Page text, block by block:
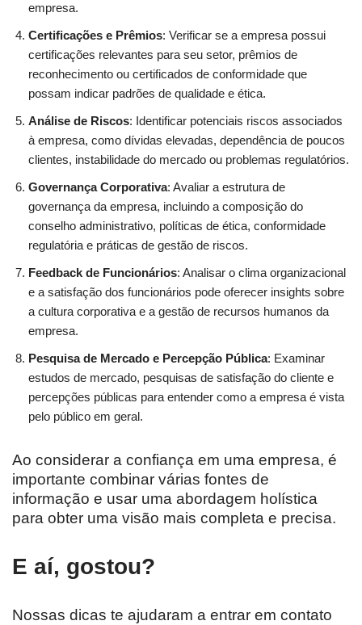
empresa.
Certificações e Prêmios: Verificar se a empresa possui
certificações relevantes para seu setor, prêmios de
reconhecimento ou certificados de conformidade que
possam indicar padrões de qualidade e ética.
Análise de Riscos: Identificar potenciais riscos associados
à empresa, como dívidas elevadas, dependência de poucos
clientes, instabilidade do mercado ou problemas regulatórios.
Governança Corporativa: Avaliar a estrutura de
governança da empresa, incluindo a composição do
conselho administrativo, políticas de ética, conformidade
regulatória e práticas de gestão de riscos.
Feedback de Funcionários: Analisar o clima organizacional
e a satisfação dos funcionários pode oferecer insights sobre
a cultura corporativa e a gestão de recursos humanos da
empresa.
Pesquisa de Mercado e Percepção Pública: Examinar
estudos de mercado, pesquisas de satisfação do cliente e
percepções públicas para entender como a empresa é vista
pelo público em geral.
Ao considerar a confiança em uma empresa, é
importante combinar várias fontes de
informação e usar uma abordagem holística
para obter uma visão mais completa e precisa.
E aí, gostou?
Nossas dicas te ajudaram a entrar em contato